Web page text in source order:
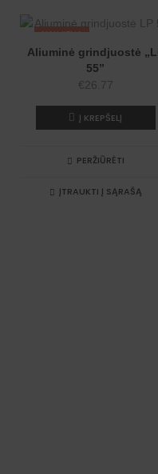
:
NAUJIENA
Aliuminė grindjuostė
55”
€26.77
Į KREPŠELĮ
PERŽIŪRĖTI
ĮTRAUKTI Į SĄRAŠĄ